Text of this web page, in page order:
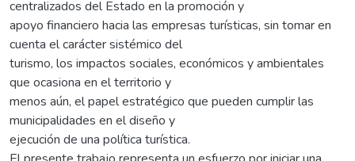
centralizados del Estado en la promoción y
apoyo financiero hacia las empresas turísticas, sin tomar en
cuenta el carácter sistémico del
turismo, los impactos sociales, económicos y ambientales
que ocasiona en el territorio y
menos aún, el papel estratégico que pueden cumplir las
municipalidades en el diseño y
ejecución de una política turística.